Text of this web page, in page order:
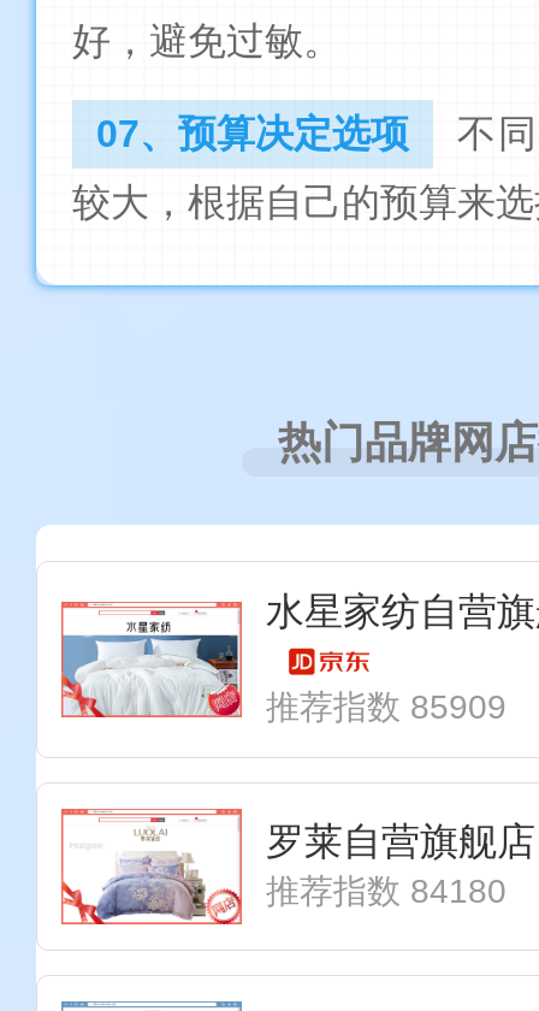
好，避免过敏。
07、预算决定选项
不
较大，根据自己的预算来
热门品牌网
水星家纺自营
推荐指数 85909
罗莱自营旗舰店
推荐指数 84180